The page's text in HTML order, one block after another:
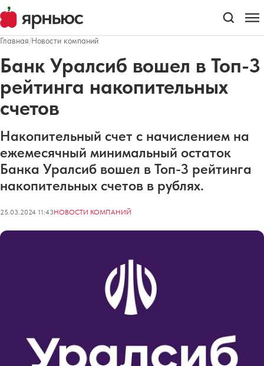
Главная/Новости компаний
Банк Уралсиб вошел в Топ-3
рейтинга накопительных
счетов
Накопительный счет с начислением на
ежемесячный минимальный остаток
Банка Уралсиб вошел в Топ-3 рейтинга
накопительных счетов в рублях.
25.03.2024 11:43НОВОСТИ КОМПАНИЙ